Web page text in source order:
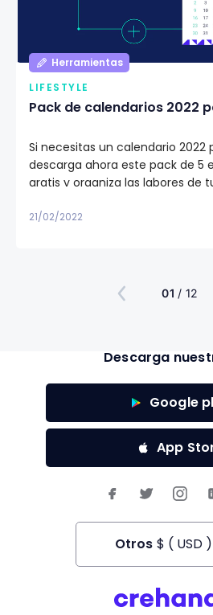
Herramientas
LIFESTYLE
Pack de calendarios 2022
Si necesitas un calendario 2022
descarga ahora este pack de 5
gratis y organiza las labores de
21/02/2022
01 / 12
Descarga
Google
App
Otros $ ( USD )